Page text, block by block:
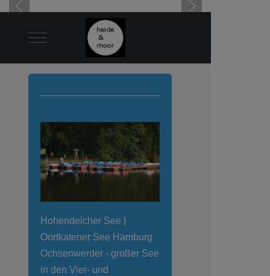
Mobile Menu Toggle
Hohendeicher See |
Oortkatener See Hamburg
Ochsenwerder - großer See
in den Vier- und